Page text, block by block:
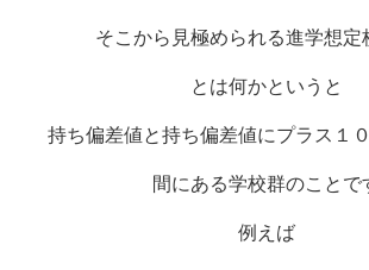
そこから見極められる進学想定
とは何かというと
持ち偏差値と持ち偏差値にプラス１
間にある学校群のことで
例えば